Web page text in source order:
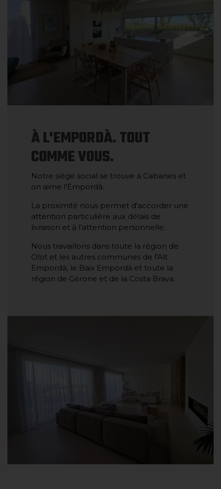
À L'EMPORDÀ. TOUT
COMME VOUS.
Notre siège social se trouve à Cabanes et
on aime l'Empordà.
La proximité nous permet d'accorder une
attention particulière aux délais de
livraison et à l'attention personnelle.
Nous travaillons dans toute la région de
Olot et les autres communes de l'Alt
Empordà, le Baix Empordà et toute la
région de Gérone et de la Costa Brava.